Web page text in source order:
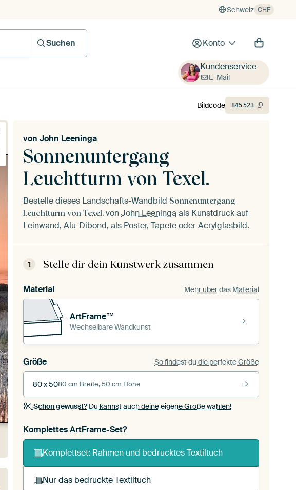
Schweiz CHF
Suchen Konto
Kundenservice
E-Mail
Sonnenuntergang
Leuchtturm von Texel.
von John Leeninga
Bestelle dieses Landschafts-Wandbild Sonnenuntergang
Leuchtturm von Texel. vonJohn Leeninga als Kunstdruck auf
Leinwand, Alu-Dibond, als Poster, Tapete oder Acrylglasbild.
1 Stelle dir dein Kunstwerk zusammen
Material Mehr über das Material
ArtFrame™
Wechselbare Wandkunst
Größe So findest du die perfekte Größe
80 x 5080 cm Breite, 50 cm Höhe
Schon gewusst?Du kannst auch deine eigene Größe wählen!
Komplettes ArtFrame-Set?
Komplettset: Rahmen und bedrucktes Textiltuch
Nur das bedruckte Textiltuch
Bildcode 845523